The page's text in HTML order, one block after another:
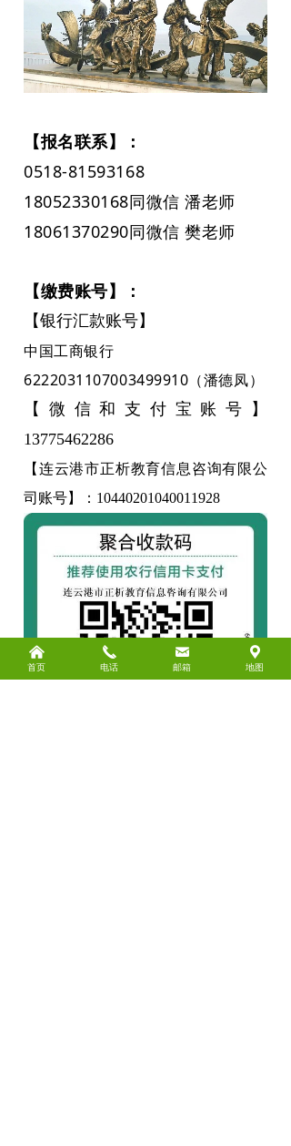
【报名联系】：
0518-81593168
18052330168同微信 潘老师
18061370290同微信 樊老师
【缴费账号】：
【银行汇款账号】
中国工商银行
6222031107003499910（潘德凤）
【微信和支付宝账号】
13775462286
【连云港市正析教育信息咨询有限公
司账号】：10440201040011928
낀
首页
끅
电话
낂
邮箱
끇
地图